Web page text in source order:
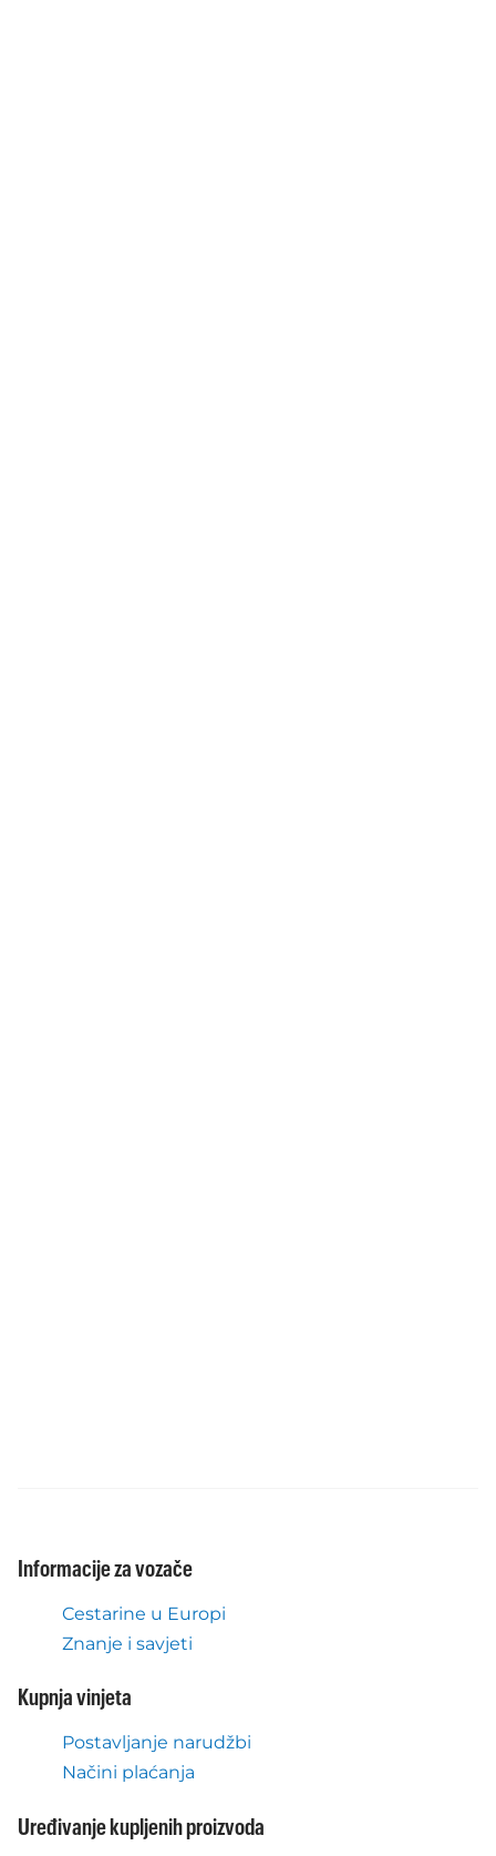
Informacije za vozače
Cestarine u Europi
Znanje i savjeti
Kupnja vinjeta
Postavljanje narudžbi
Načini plaćanja
Uređivanje kupljenih proizvoda